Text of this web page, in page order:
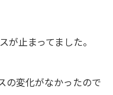
が止まってました。
の変化がなかったので